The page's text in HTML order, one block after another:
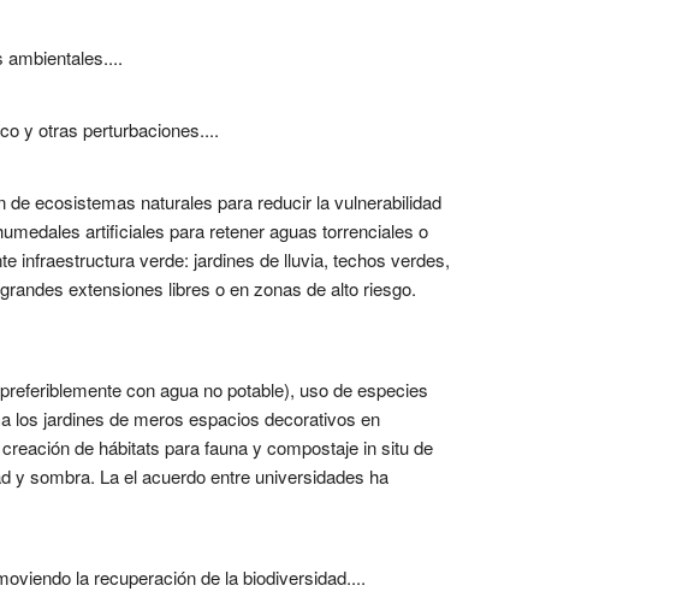
y otras perturbaciones....
ecosistemas naturales para reducir la vulnerabilidad
artificiales para retener aguas torrenciales o
infraestructura verde: jardines de lluvia, techos verdes,
extensiones libres o en zonas de alto riesgo.
con agua no potable), uso de especies
los jardines de meros espacios decorativos en
de hábitats para fauna y compostaje in situ de
y sombra. La el acuerdo entre universidades ha
la recuperación de la biodiversidad....